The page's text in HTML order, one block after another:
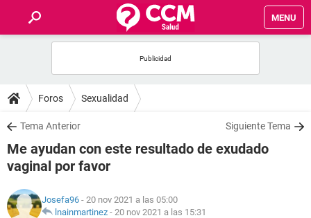
MENU
FOROS
SALUD
FAMILIA
NUTRICIÓN
Foros Sexualidad
Tema Anterior Siguiente Tema
Me ayudan con este resultado de exudado
vaginal por favor
Josefa96 - 20 nov 2021 a las 05:00
lnainmartinez - 20 nov 2021 a las 15:31